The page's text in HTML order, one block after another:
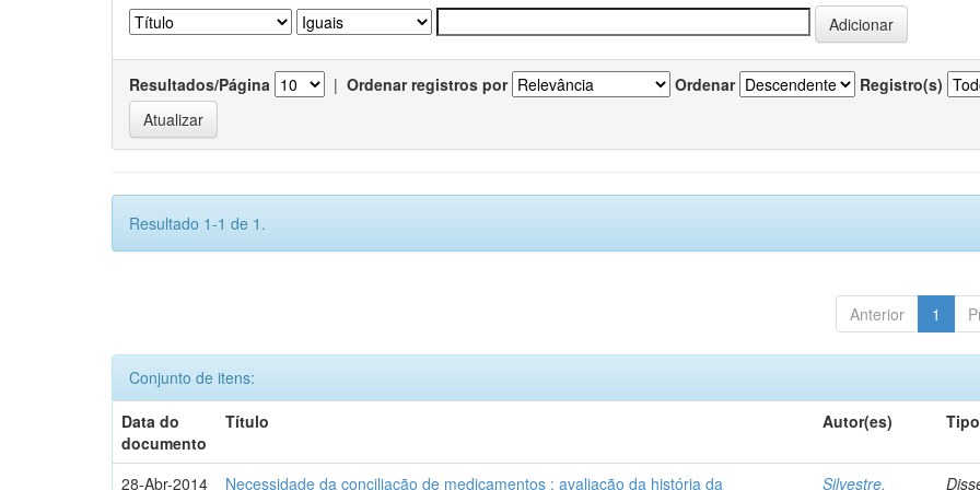
Resultados/Página | Ordenar registros por Ordenar Registro(s)
Resultado 1-1 de 1.
Anterior 1
Conjunto de itens:
Data do
documento
Título Autor(es) Tipo
28-Abr-2014 Necessidade da conciliação de medicamentos : avaliação da história da Silvestre,